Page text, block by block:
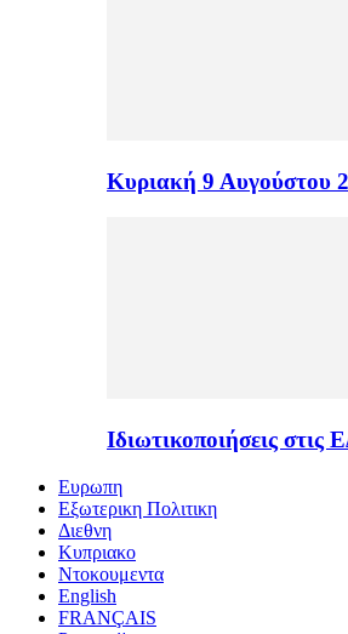
Κυριακή 9 Αυγούστου
Ιδιωτικοποιήσεις
Ευρωπη
Εξωτερικη Πολιτικη
Διεθνη
Κυπριακο
Ντοκουμεντα
English
FRANÇAIS